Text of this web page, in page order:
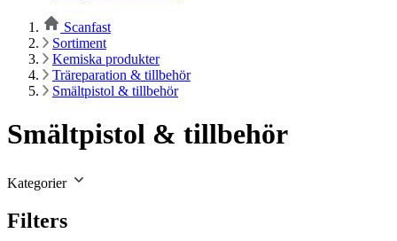
Scanfast
Sortiment
Kemiska produkter
Träreparation & tillbehör
Smältpistol & tillbehör
Smältpistol & tillbehör
Kategorier
Filters